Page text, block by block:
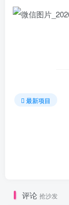
最新项目
评论 抢沙发